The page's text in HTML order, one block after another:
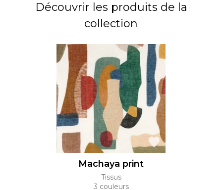
Découvrir les produits de la
collection
Machaya print
Tissus
3 couleurs